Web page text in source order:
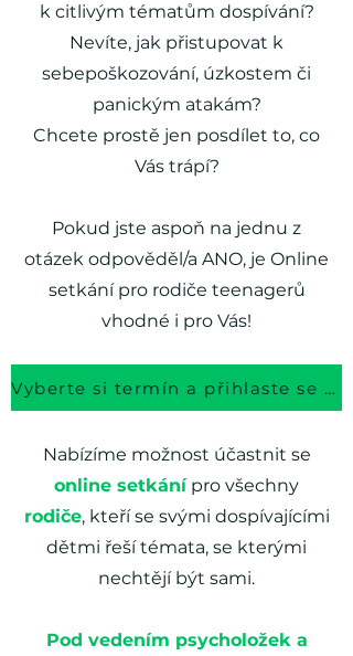
k citlivým tématům dospívání?
Nevíte, jak přistupovat k
sebepoškozování, úzkostem či
panickým atakám?
Chcete prostě jen posdílet to, co
Vás trápí?
Pokud jste aspoň na jednu z
otázek odpověděl/a ANO, je Online
setkání pro rodiče teenagerů
vhodné i pro Vás!
Vyberte si termín a přihlaste se ZDE
Nabízíme možnost účastnit se
online setkánípro všechny
rodiče, kteří se svými dospívajícími
dětmi řeší témata, se kterými
nechtějí být sami.
Pod vedením psycholožek a